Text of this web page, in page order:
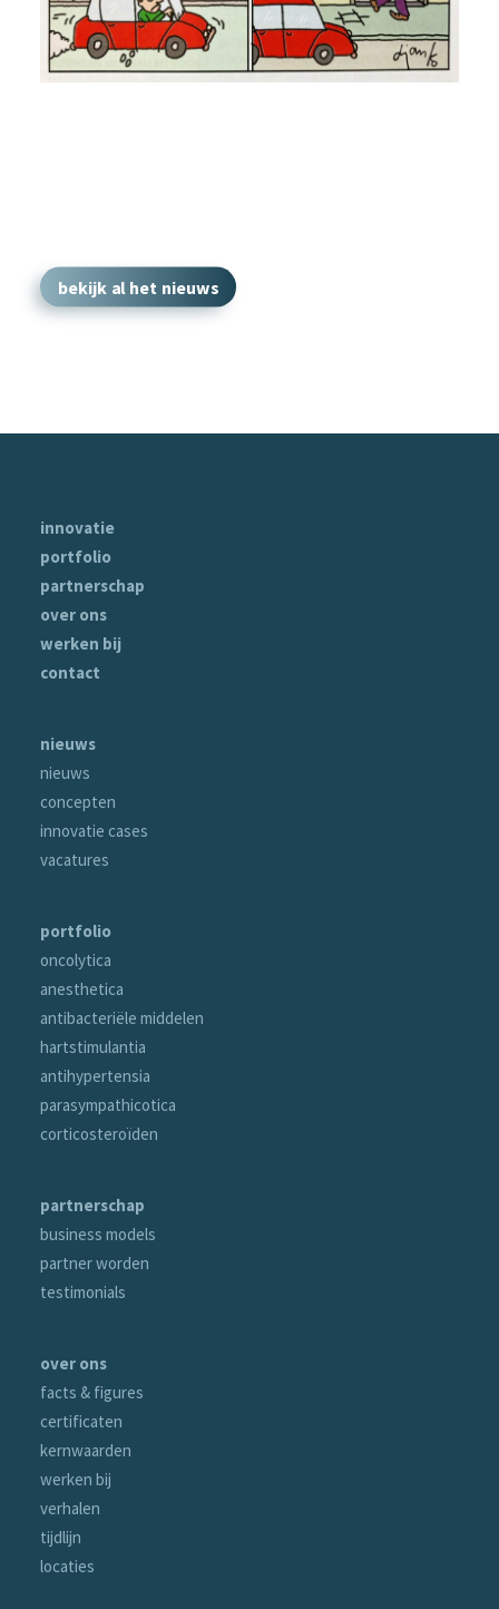
bekijk al het nieuws
innovatie
portfolio
partnerschap
over ons
werken bij
contact
nieuws
nieuws
concepten
innovatie cases
vacatures
portfolio
oncolytica
anesthetica
antibacteriële middelen
hartstimulantia
antihypertensia
parasympathicotica
corticosteroïden
partnerschap
business models
partner worden
testimonials
over ons
facts & figures
certificaten
kernwaarden
werken bij
verhalen
tijdlijn
locaties